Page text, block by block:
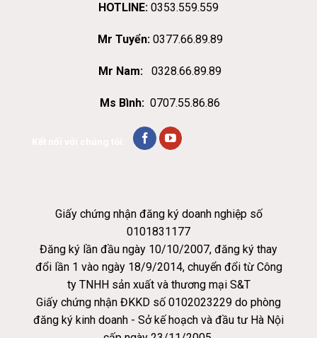
HOTLINE: 0353.559.559
Mr Tuyển: 0377.66.89.89
Mr Nam: 0328.66.89.89
Ms Bình: 0707.55.86.86
Giấy chứng nhận đăng ký doanh nghiệp số
0101831177
Đăng ký lần đầu ngày 10/10/2007, đăng ký thay
đổi lần 1 vào ngày 18/9/2014, chuyển đổi từ Công
ty TNHH sản xuất và thương mại S&T
Giấy chứng nhận ĐKKD số 0102023229 do phòng
đăng ký kinh doanh - Sở kế hoạch và đầu tư Hà Nội